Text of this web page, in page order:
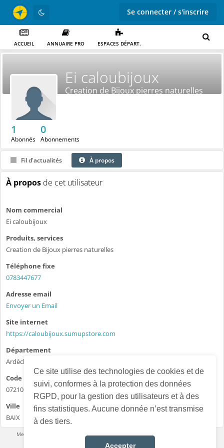
Ce site utilise des technologies de cookies et de
suivi, conformes à la protection des données
RGPD, pour la gestion des utilisateurs et à des
fins statistiques. Aucune donnée n’est transmise
à des tiers.
Accepter
Se connecter / s'inscrire
ACCUEIL ANNUAIRE PRO ESPACES DÉPART.
Ei caloubijoux
Creation de Bijoux pierres naturelles
1
Abonnés
0
Abonnements
Fil d'actualités À propos
À propos de cet utilisateur
Nom commercial
Ei caloubijoux
Produits, services
Creation de Bijoux pierres naturelles
Téléphone fixe
0783447677
Adresse email
Envoyer un Email
Site internet
https://caloubijoux.sumupstore.com
Département
Ardèche - 07
Code postal
07210
Ville
BAIX
Mentions légales Conditions d’utilisation·Données personnelles